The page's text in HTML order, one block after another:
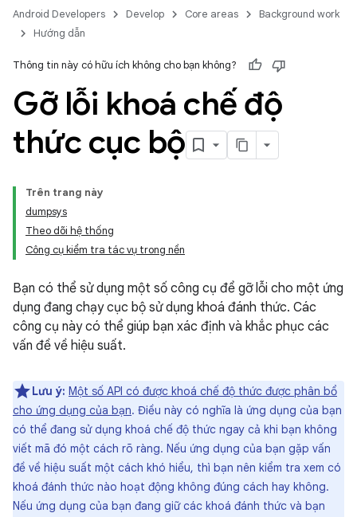
Android Developers Develop Core areas
Background work
Hướng dẫn
Thông tin này có hữu ích không cho bạn không?
Gỡ lỗi khoá chế độ
thức cục bộ
Trên trang này
dumpsys
Theo dõi hệ thống
Công cụ kiểm tra tác vụ trong nền
Bạn có thể sử dụng một số công cụ để gỡ lỗi cho một ứng
dụng đang chạy cục bộ sử dụng khoá đánh thức. Các
công cụ này có thể giúp bạn xác định và khắc phục các
vấn đề về hiệu suất.
Lưu ý: Một số API có được khoá chế độ thức được phân bổ
cho ứng dụng của bạn. Điều này có nghĩa là ứng dụng của bạn
có thể đang sử dụng khoá chế độ thức ngay cả khi bạn không
viết mã đó một cách rõ ràng. Nếu ứng dụng của bạn gặp vấn
đề về hiệu suất một cách khó hiểu, thì bạn nên kiểm tra xem có
khoá đánh thức nào hoạt động không đúng cách hay không.
Nếu ứng dụng của bạn đang giữ các khoá đánh thức và bạn